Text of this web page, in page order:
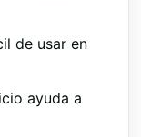
de usar en
ayuda a